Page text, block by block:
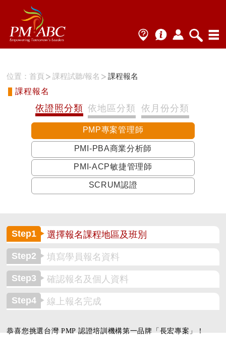
位置：首頁 課程試聽/報名
課程報名
課程報名
依證照分類 依地區分類 依月份分類
PMP專案管理師
PMI-PBA商業分析師
PMI-ACP敏捷管理師
SCRUM認證
Step1 選擇報名課程地區及班別
Step2 填寫學員報名資料
Step3 確認報名及個人資料
Step4 線上報名完成
恭喜您挑選台灣 PMP 認證培訓機構第一品牌「長宏專案」！